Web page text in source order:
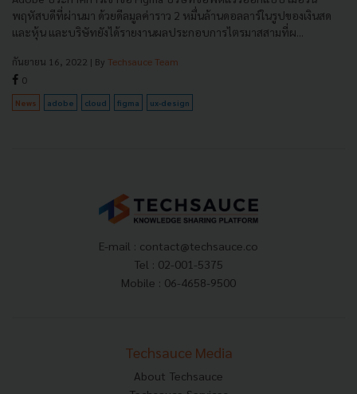
พฤหัสบดีที่ผ่านมา ด้วยดีลมูลค่าราว 2 หมื่นล้านดอลลาร์ในรูปของเงินสด
และหุ้น และบริษัทยังได้รายงานผลประกอบการไตรมาสสามที่ผ...
กันยายน 16, 2022 | By Techsauce Team
0
News adobe cloud figma ux-design
E-mail : contact@techsauce.co
Tel : 02-001-5375
Mobile : 06-4658-9500
Techsauce Media
About Techsauce